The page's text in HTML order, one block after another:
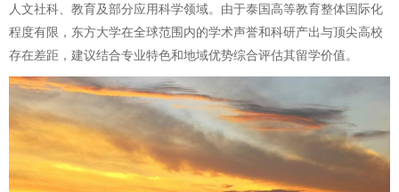
人文社科、教育及部分应用科学领域。由于泰国高等教育整体国际化
程度有限，东方大学在全球范围内的学术声誉和科研产出与顶尖高校
存在差距，建议结合专业特色和地域优势综合评估其留学价值。